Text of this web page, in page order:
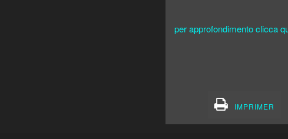
per approfondimento clicca
IMPRIMER